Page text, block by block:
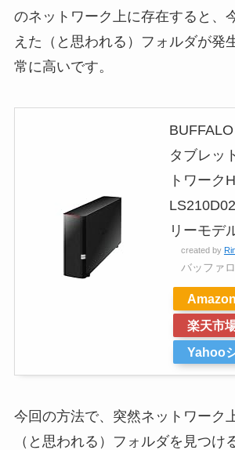
のネットワーク上に存在すると、
えた（と思われる）フォルダが発
常に高いです。
タブレッ
トワーク
リーモデ
created by
バッファ
Amazon
楽天市
Yahoo
今回の方法で、突然ネットワーク
（と思われる）フォルダを見つけ